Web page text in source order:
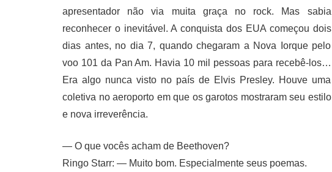
apresentador não via muita graça no rock. Mas sabia
reconhecer o inevitável. A conquista dos EUA começou dois
dias antes, no dia 7, quando chegaram a Nova Iorque pelo
voo 101 da Pan Am. Havia 10 mil pessoas para recebê-los…
Era algo nunca visto no país de Elvis Presley. Houve uma
coletiva no aeroporto em que os garotos mostraram seu estilo
e nova irreverência.
— O que vocês acham de Beethoven?
Ringo Starr: — Muito bom. Especialmente seus poemas.